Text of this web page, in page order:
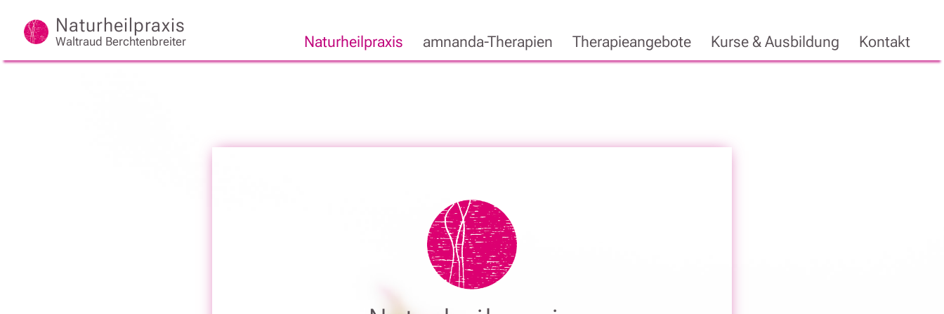
Naturheilpraxis
Waltraud Berchtenbreiter Naturheilpraxis amnanda-Therapien Therapieangebote Kurse & Ausbildung Kontakt